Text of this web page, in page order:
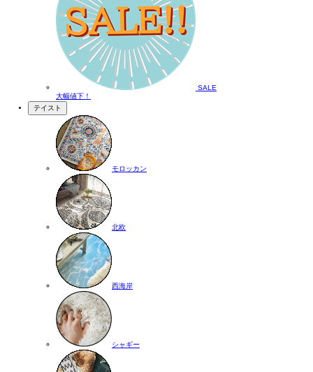
SALE
大幅値下！
テイスト
モロッカン
北欧
西海岸
シャギー